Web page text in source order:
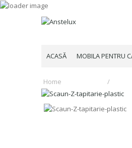
ACASĂ MOBILA PENTRU
Home /